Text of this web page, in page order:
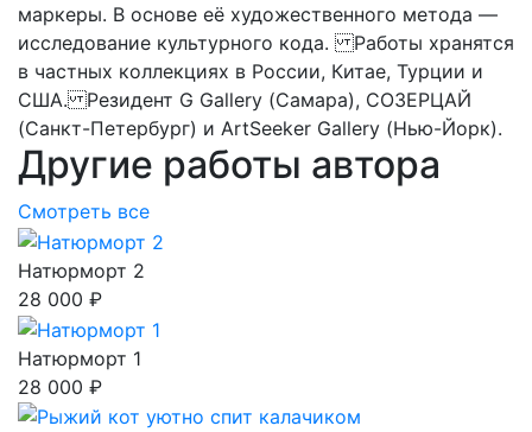
маркеры. В основе её художественного метода —
исследование культурного кода. Работы хранятся
в частных коллекциях в России, Китае, Турции и
США. Резидент G Gallery (Самара), СОЗЕРЦАЙ
(Санкт-Петербург) и ArtSeeker Gallery (Нью-Йорк).
Другие работы автора
Смотреть все
Натюрморт 2
28 000 ₽
Натюрморт 1
28 000 ₽